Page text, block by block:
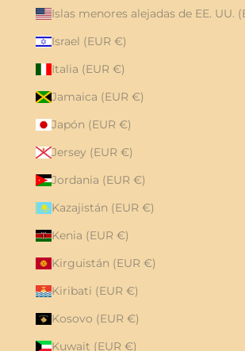
Israel (EUR €)
Italia (EUR €)
Jamaica (EUR €)
Japón (EUR €)
Jersey (EUR €)
Jordania (EUR €)
Kazajistán (EUR €)
Kenia (EUR €)
Kirguistán (EUR €)
Kiribati (EUR €)
Kosovo (EUR €)
Kuwait (EUR €)